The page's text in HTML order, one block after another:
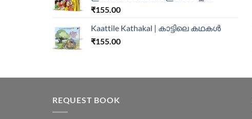
₹155.00
Kaattile Kathakal | കാട്ടിലെ കഥകള്‍
₹155.00
REQUEST BOOK